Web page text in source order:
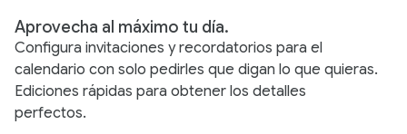
Aprovecha al máximo tu día.
Configura invitaciones y recordatorios para el
calendario con solo pedirles que digan lo que quieras.
Ediciones rápidas para obtener los detalles
perfectos.